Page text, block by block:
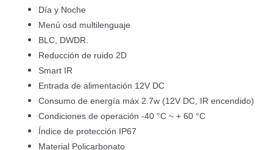
Día y Noche
Menú osd multilenguaje
BLC, DWDR.
Reducción de ruido 2D
Smart IR
Entrada de alimentación 12V DC
Consumo de energía máx 2.7w (12V DC, IR encendido)
Condiciones de operación -40 °C ~ + 60 °C
Índice de protección IP67
Material Policarbonato